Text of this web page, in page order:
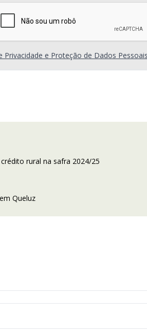
Privacidade e Proteção de Dados Pessoais
rural na safra 2024/25
Queluz